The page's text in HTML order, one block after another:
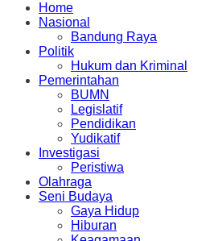
Home
Nasional
Bandung Raya
Politik
Hukum dan Kriminal
Pemerintahan
BUMN
Legislatif
Pendidikan
Yudikatif
Investigasi
Peristiwa
Olahraga
Seni Budaya
Gaya Hidup
Hiburan